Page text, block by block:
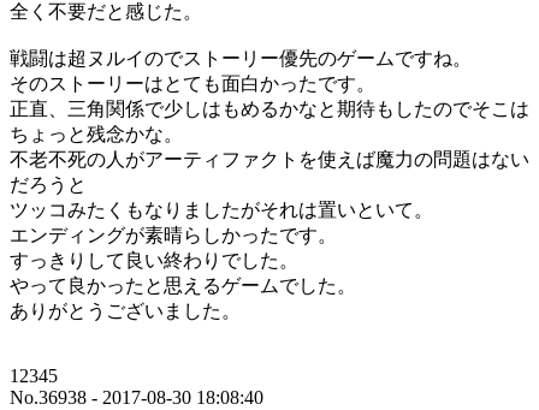
全く不要だと感じた。
戦闘は超ヌルイのでストーリー優先のゲームですね。
そのストーリーはとても面白かったです。
正直、三角関係で少しはもめるかなと期待もしたのでそこは
ちょっと残念かな。
不老不死の人がアーティファクトを使えば魔力の問題はない
だろうと
ツッコみたくもなりましたがそれは置いといて。
エンディングが素晴らしかったです。
すっきりして良い終わりでした。
やって良かったと思えるゲームでした。
ありがとうございました。
12345
No.36938 - 2017-08-30 18:08:40